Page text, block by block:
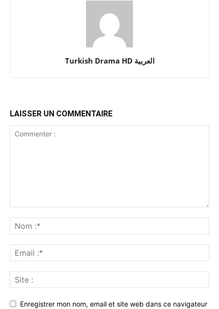
Turkish Drama HD العربية
LAISSER UN COMMENTAIRE
Enregistrer mon nom, email et site web dans ce navigateur